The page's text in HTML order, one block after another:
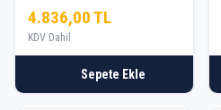
4.836,00 TL
KDV Dahil
Sepete Ekle